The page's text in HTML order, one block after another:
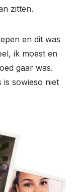
zitten.
en dit was
ik moest en
gaar was.
is sowieso niet